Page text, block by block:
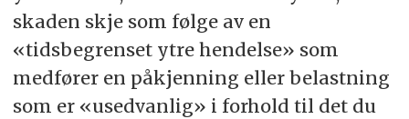
skaden skje som følge av en
«tidsbegrenset ytre hendelse» som
medfører en påkjenning eller belastning
som er «usedvanlig» i forhold til det du